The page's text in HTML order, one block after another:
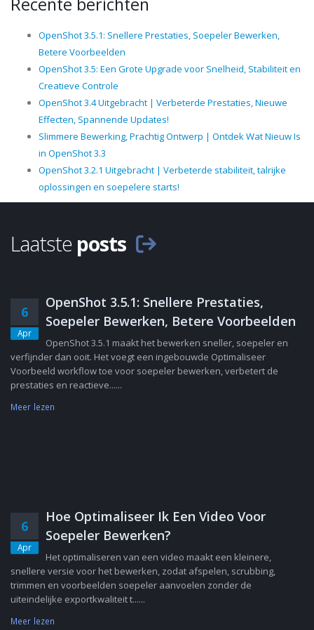
OpenShot 3.5.1: Snellere Prestaties, Soepeler Bewerken,
Betere Voorbeelden
OpenShot 3.5: Een Grote Upgrade voor Snelheid, Stabiliteit en
Creatieve Controle
OpenShot 3.4 Uitgebracht | Verbeterde Prestaties, Nieuwe
Effecten, Spannende Updates!
Slimmere Bewerking, Prachtig Ontwerp | Ontdek Wat Nieuw Is
in OpenShot 3.3
OpenShot 3.2.1 Uitgebracht | Verbeterde stabiliteit, talrijke
oplossingen en soepelere starts!
Laatste posts
6
Apr
OpenShot 3.5.1: Snellere Prestaties,
Soepeler Bewerken, Betere Voorbeelden
OpenShot 3.5.1 maakt het bewerken sneller, soepeler en
verfijnder dan ooit. Het voegt een ingebouwde Optimaliseer
Voorbeeld workflow toe voor soepeler bewerken, verbetert de
prestaties en reactieve......
Meer lezen
6
Apr
Hoe Optimaliseer Ik Een Video Voor
Soepeler Bewerken?
Het optimaliseren van een video maakt een kleinere,
snellere versie voor het bewerken, zodat afspelen, scrubbing,
trimmen en voorbeelden soepeler aanvoelen zonder de
uiteindelijke exportkwaliteit t......
Meer lezen